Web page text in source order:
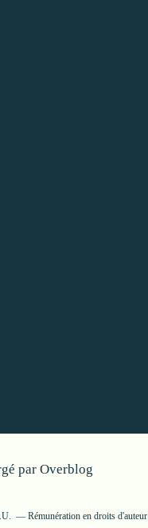
par Overblog
Rémunération en droits d'auteur